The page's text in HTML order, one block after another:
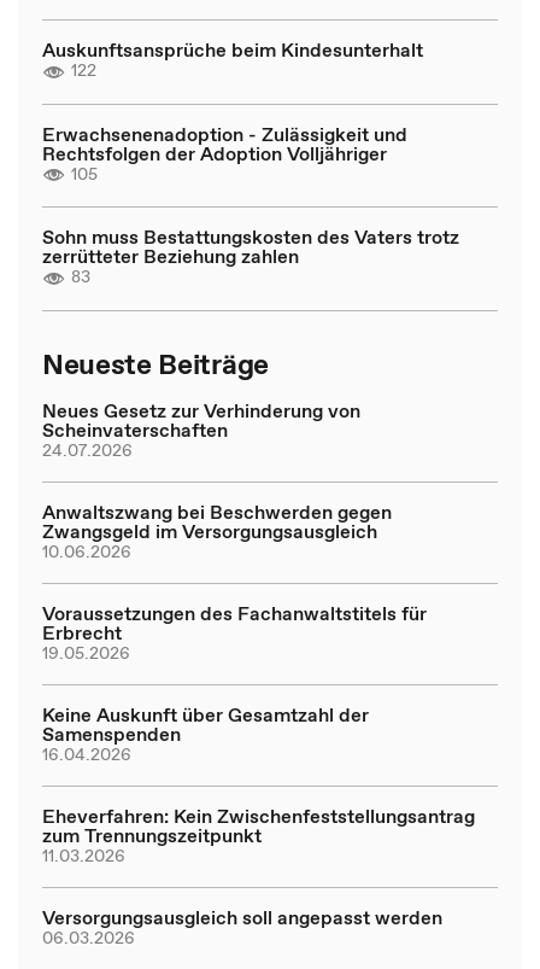
Auskunftsansprüche beim Kindesunterhalt
122
Erwachsenenadoption - Zulässigkeit und
Rechtsfolgen der Adoption Volljähriger
105
Sohn muss Bestattungskosten des Vaters trotz
zerrütteter Beziehung zahlen
83
Neueste Beiträge
Neues Gesetz zur Verhinderung von
Scheinvaterschaften
24.07.2026
Anwaltszwang bei Beschwerden gegen
Zwangsgeld im Versorgungsausgleich
10.06.2026
Voraussetzungen des Fachanwaltstitels für
Erbrecht
19.05.2026
Keine Auskunft über Gesamtzahl der
Samenspenden
16.04.2026
Eheverfahren: Kein Zwischenfeststellungsantrag
zum Trennungszeitpunkt
11.03.2026
Versorgungsausgleich soll angepasst werden
06.03.2026